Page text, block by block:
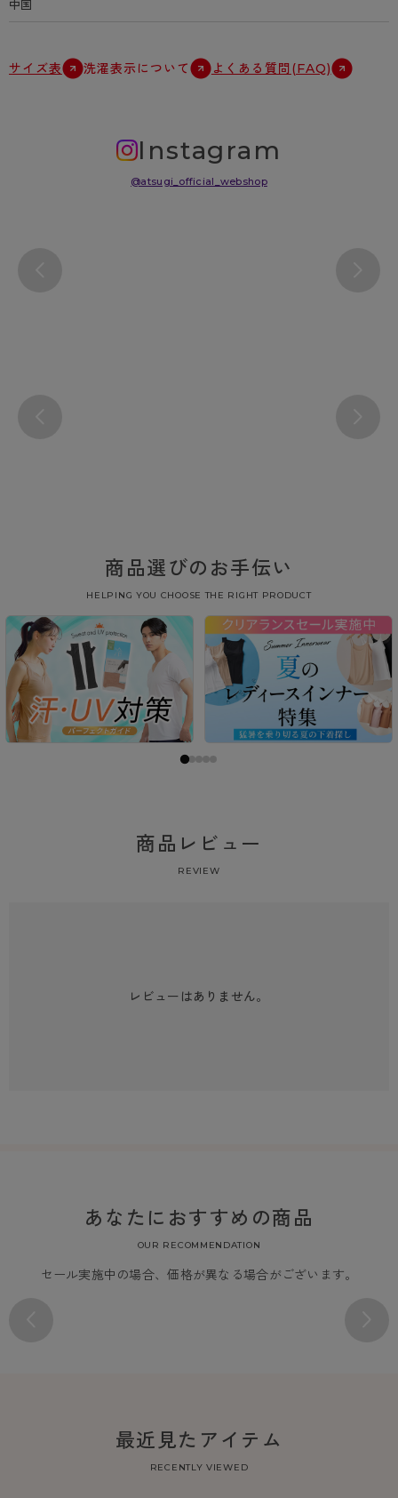
中国
サイズ表 洗濯表示について よくある質問(FAQ)
Instagram
@atsugi_official_webshop
商品選びのお手伝い
HELPING YOU CHOOSE THE RIGHT PRODUCT
商品レビュー
REVIEW
レビューはありません。
あなたにおすすめの商品
OUR RECOMMENDATION
セール実施中の場合、価格が異なる場合がございます。
最近見たアイテム
RECENTLY VIEWED